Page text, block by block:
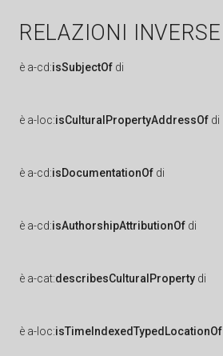
RELAZIONI INVERSE
è a-cd:isSubjectOf di
è a-loc:isCulturalPropertyAddressOf di
è a-cd:isDocumentationOf di
è a-cd:isAuthorshipAttributionOf di
è a-cat:describesCulturalProperty di
è a-loc:isTimeIndexedTypedLocationOf